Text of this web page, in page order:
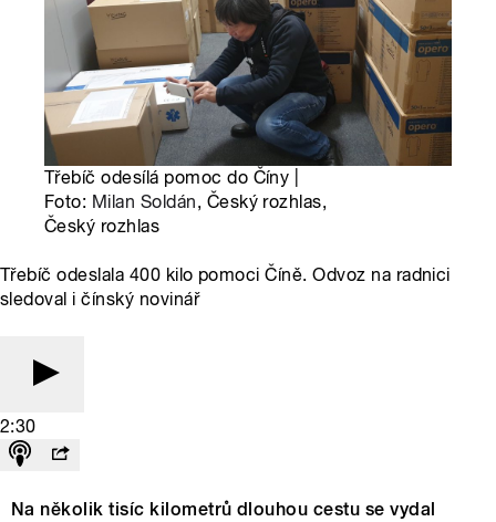
Třebíč odesílá pomoc do Číny |
Foto: Milan Soldán, Český rozhlas,
Český rozhlas
Třebíč odeslala 400 kilo pomoci Číně. Odvoz na radnici
sledoval i čínský novinář
2:30
Na několik tisíc kilometrů dlouhou cestu se vydal